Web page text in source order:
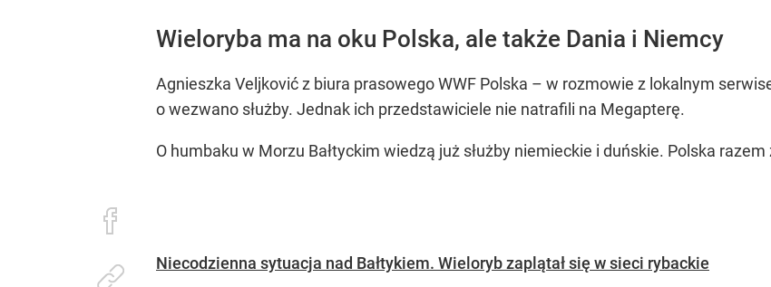
Wieloryba ma na oku Polska, ale także Dania i Niemcy
Agnieszka Veljković z biura prasowego WWF Polska – w rozmowie z lokalnym
o wezwano służby. Jednak ich przedstawiciele nie natrafili na Megapterę.
O humbaku w Morzu Bałtyckim wiedzą już służby niemieckie i duńskie. Polska
Niecodzienna sytuacja nad Bałtykiem. Wieloryb zaplątał się w sieci rybackie